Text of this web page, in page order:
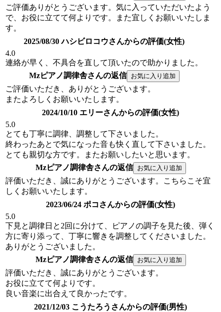
ご評価ありがとうございます。気に入っていただいたよう
で、お役に立てて何よりです。また宜しくお願いいたしま
す。
2025/08/30 ハシビロコウさんからの評価(女性)
4.0
連絡が早く、不具合を直して頂いたので助かりました。
Mzピアノ調律舎さんの返信
ご評価いただき、ありがとうございます。
またよろしくお願いいたします。
2024/10/10 エリーさんからの評価(女性)
5.0
とても丁寧に調律、調整して下さいました。
終わったあとで気になった音も快く直して下さいました。
とても親切な方です。またお願いしたいと思います。
Mzピアノ調律舎さんの返信
評価いただき、誠にありがとうございます。こちらこそ宜
しくお願いいたします。
2023/06/24 ポコさんからの評価(女性)
5.0
下見と調律日と2回に分けて、ピアノの調子を見た後、弾く
方に寄り添って、丁寧に響きを調整してくださいました。
ありがとうございました。
Mzピアノ調律舎さんの返信
評価いただき、誠にありがとうございます。
お役に立てて何よりです。
良い音楽に出合えて良かったです。
2021/12/03 こうたろうさんからの評価(男性)